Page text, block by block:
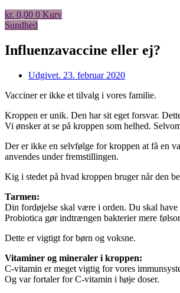
kr. 0,00 0 Kurv
Sundhed
Influenzavaccine eller ej?
Udgivet. 23. februar 2020
Vacciner er ikke et tilvalg i vores familie.
Kroppen er unik. Den har sit eget forsvar.
Vi ønsker at se på kroppen som helhed.
Der er ikke en selvfølge for kroppen at få en
anvendes under fremstillingen.
Kig i stedet på hvad kroppen bruger når den
Tarmen:
Din fordøjelse skal være i orden. Du skal have
Probiotica gør indtrængen bakterier mere
Dette er vigtigt for børn og voksne.
Vitaminer og mineraler i kroppen:
C-vitamin er meget vigtig for vores
Og var fortaler for C-vitamin i høje doser.